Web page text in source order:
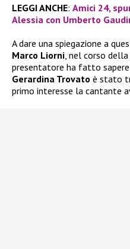
LEGGI ANCHE: Amici 24,
Alessia con Umberto
A dare una spiegazione a
Marco Liorni, nel corso
presentatore ha fatto
Gerardina Trovato è stato
primo interesse la cantante